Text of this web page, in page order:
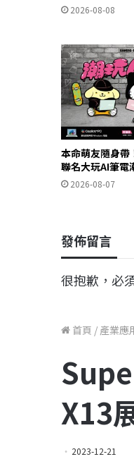
2026-08-08
本命萌友隨身帶
聯名大玩AI筆電
2026-08-07
發佈留言
很抱歉，必